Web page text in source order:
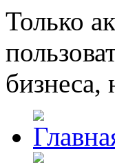
Только
бизнеса,